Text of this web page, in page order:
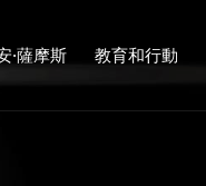
·薩摩斯 教育和行動